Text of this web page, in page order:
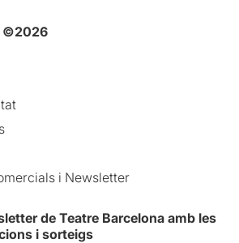
©2026
i Newsletter
de Teatre Barcelona amb les
i sorteigs